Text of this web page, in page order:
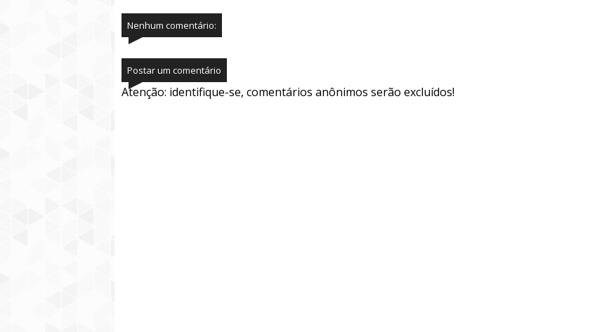
Nenhum comentário:
Postar um comentário
Atenção: identifique-se, comentários anônimos serão excluídos!